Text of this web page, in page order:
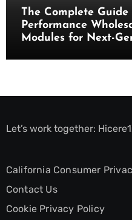
The Complete
Performance
Modules for Next-
Let’s work together:
California Consumer
Contact Us
Cookie Privacy Policy